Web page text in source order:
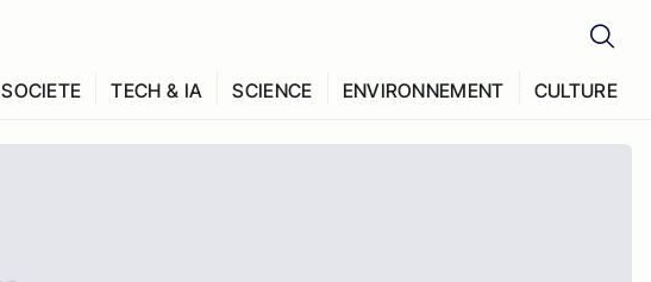
SOCIETE TECH & IA SCIENCE ENVIRONNEMENT CULTURE